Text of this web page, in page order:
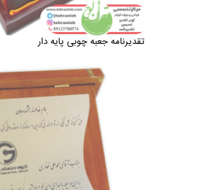
تقدیرنامه جعبه چوبی پایه دار